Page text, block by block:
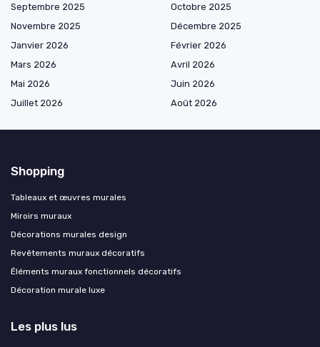
Septembre 2025
Octobre 2025
Novembre 2025
Décembre 2025
Janvier 2026
Février 2026
Mars 2026
Avril 2026
Mai 2026
Juin 2026
Juillet 2026
Août 2026
Shopping
Tableaux et œuvres murales
Miroirs muraux
Décorations murales design
Revêtements muraux décoratifs
Éléments muraux fonctionnels décoratifs
Décoration murale luxe
Les plus lus